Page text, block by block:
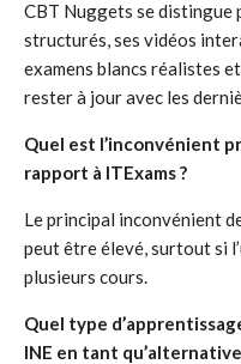
CBT Nuggets se distingue
structurés, ses vidéos
examens blancs réalistes
rester à jour avec les
Quel est l’inconvénient
rapport à ITExams ?
Le principal inconvénient
peut être élevé, surtout si
plusieurs cours.
Quel type
INE en tant qu’alternative